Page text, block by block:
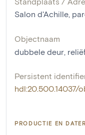
Salon d'Achille,
Objectnaam
dubbele deur,
Persistent
hdl:20.500.14037/
PRODUCTIE EN